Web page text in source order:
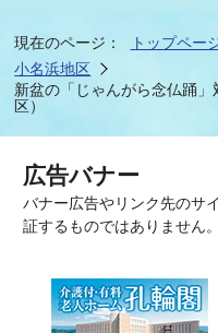
現在のページ： トップペー
小名浜地区
新盆の「じゃんがら念仏踊
区）
広告バナー
バナー広告やリンク先のサ
証するものではありません。